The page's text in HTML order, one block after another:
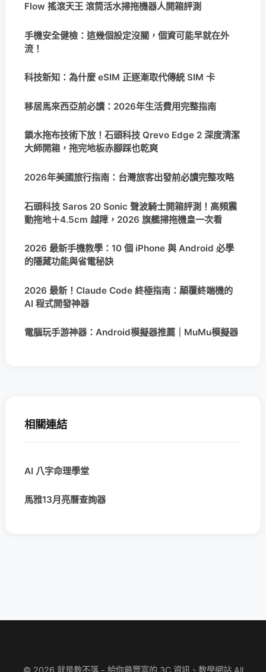
Flow 搖滾天王 滾筒活水掃拖機器人開箱評測
手機安全健檢：這幾個設定沒關，個資可能早就在外
流！
科技新知：為什麼 eSIM 正逐漸取代傳統 SIM 卡
移居馬來西亞前必讀：2026年生活費用完整指南
鎖水拖布技術下放！石頭科技 Qrevo Edge 2 深度清潔
大師開箱，拖完地板赤腳踩也乾爽
2026年美國旅行指南：台灣旅客出發前必讀完整攻略
石頭科技 Saros 20 Sonic 聲波騎士開箱評測！高頻震
動拖地＋4.5cm 越障，2026 旗艦掃拖機皇一次看
2026 最新手機教學：10 個 iPhone 與 Android 必學
的隱藏功能與省電秘訣
2026 最新！Claude Code 終極指南：顛覆終端機的
AI 程式開發神器
電腦玩手游神器：Android模擬器推薦｜MuMu模擬器
相關連結
AI 八字命理學堂
馬雅13月亮曆查詢器